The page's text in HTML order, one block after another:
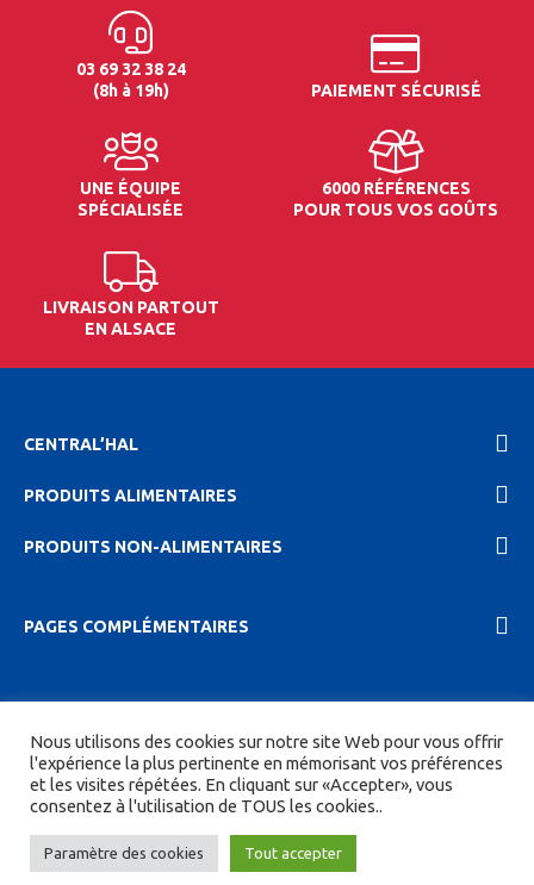
03 69 32 38 24
(8h à 19h)
PAIEMENT SÉCURISÉ
UNE ÉQUIPE
SPÉCIALISÉE
6000 RÉFÉRENCES
POUR TOUS VOS GOÛTS
LIVRAISON PARTOUT
EN ALSACE
CENTRAL’HAL
PRODUITS ALIMENTAIRES
PRODUITS NON-ALIMENTAIRES
PAGES COMPLÉMENTAIRES
confidentionalité| CGV| Tous droits réservés.
Site réalisé parDIGITICS etJoan HAEGELE
Nous utilisons des cookies sur notre site Web pour vous offrir
l'expérience la plus pertinente en mémorisant vos préférences
et les visites répétées. En cliquant sur «Accepter», vous
consentez à l'utilisation de TOUS les cookies..
Paramètre des cookies Tout accepter